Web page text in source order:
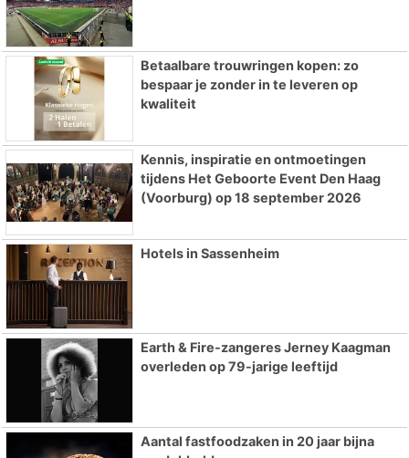
Betaalbare trouwringen kopen: zo
bespaar je zonder in te leveren op
kwaliteit
Kennis, inspiratie en ontmoetingen
tijdens Het Geboorte Event Den Haag
(Voorburg) op 18 september 2026
Hotels in Sassenheim
Earth & Fire-zangeres Jerney Kaagman
overleden op 79-jarige leeftijd
Aantal fastfoodzaken in 20 jaar bijna